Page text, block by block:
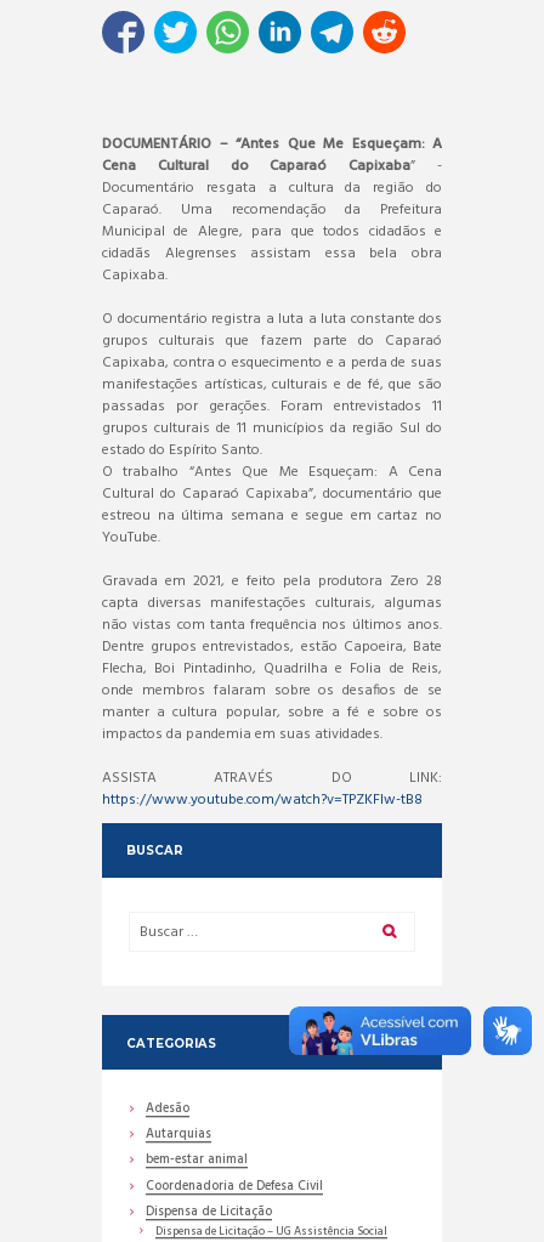
DOCUMENTÁRIO – “Antes Que Me Esqueçam: A
Cena Cultural do Caparaó Capixaba” -
Documentário resgata a cultura da região do
Caparaó. Uma recomendação da Prefeitura
Municipal de Alegre, para que todos cidadãos e
cidadãs Alegrenses assistam essa bela obra
Capixaba.
O documentário registra a luta a luta constante dos
grupos culturais que fazem parte do Caparaó
Capixaba, contra o esquecimento e a perda de suas
manifestações artísticas, culturais e de fé, que são
passadas por gerações. Foram entrevistados 11
grupos culturais de 11 municípios da região Sul do
estado do Espírito Santo.
O trabalho “Antes Que Me Esqueçam: A Cena
Cultural do Caparaó Capixaba”, documentário que
estreou na última semana e segue em cartaz no
YouTube.
Gravada em 2021, e feito pela produtora Zero 28
capta diversas manifestações culturais, algumas
não vistas com tanta frequência nos últimos anos.
Dentre grupos entrevistados, estão Capoeira, Bate
Flecha, Boi Pintadinho, Quadrilha e Folia de Reis,
onde membros falaram sobre os desafios de se
manter a cultura popular, sobre a fé e sobre os
impactos da pandemia em suas atividades.
ASSISTA ATRAVÉS DO LINK:
https://www.youtube.com/watch?v=TPZKFIw-tB8
BUSCAR
CATEGORIAS
Adesão
Autarquias
bem-estar animal
Coordenadoria de Defesa Civil
Dispensa de Licitação
Dispensa de Licitação – UG Assistência Social